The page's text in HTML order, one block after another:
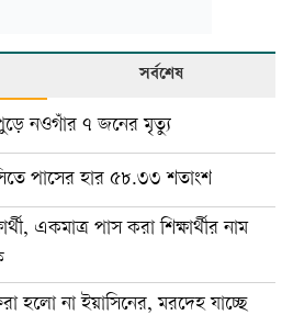
সর্বশেষ
নওগাঁর ৭ জনের মৃত্যু
পাসের হার ৫৮.৩৩ শতাংশ
একমাত্র পাস করা শিক্ষার্থীর নাম
হলো না ইয়াসিনের, মরদেহ যাচ্ছে